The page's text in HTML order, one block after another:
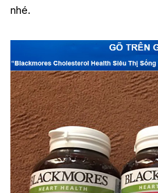
nhé.